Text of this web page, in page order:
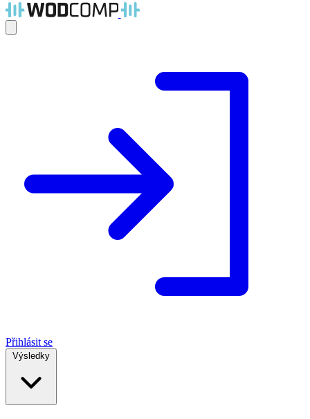
Přihlásit se
Výsledky